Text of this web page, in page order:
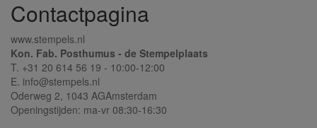
Contactpagina
www.stempels.nl
Kon. Fab. Posthumus - de Stempelplaats
T. +31 20 614 56 19 - 10:00-12:00
E. info@stempels.nl
Oderweg 2, 1043 AGAmsterdam
Openingstijden: ma-vr 08:30-16:30